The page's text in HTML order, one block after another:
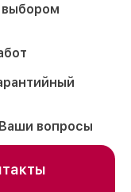
вопросы